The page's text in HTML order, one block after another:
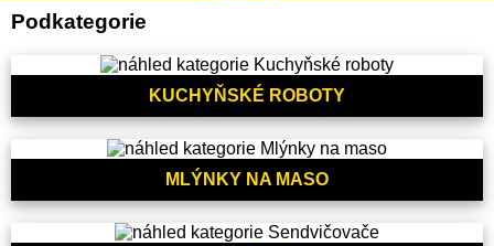
Podkategorie
KUCHYŇSKÉ ROBOTY
MLÝNKY NA MASO